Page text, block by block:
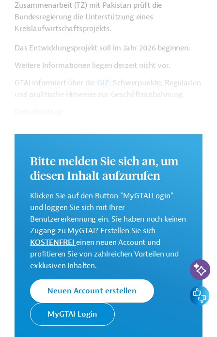
Zusammenarbeit (TZ) mit Pakistan prüft die
Bundesregierung die Unterstützung eines
Kreislaufwirtschaftsprojekts.
Das Entwicklungsprojekt soll im Jahr 2026 beginnen.
Weitere Informationen liegen derzeit nicht vor.
GTAI informiert über die GIZ: Schwerpunkte, Regularien
und praktische Hinweise zur Geschäftsanbahnung.
Kontaktadresse
Deutsche
Internationale
Zusammenarbeit
(GIZ) GmbH
Die GIZ setzt im Auftrag der
Bundesregierung Projekte der
Technischen Zusammenarbeit (TZ)
vor allem in Entwicklungs- und
Schwellenländern um.
Kontakt: projektfruehinfo@giz.de
Pakistan
Abfallentsorgung, Recycling
Natur- und Artenschutz, Ressourcenschonung
Bitte melden Sie sich an, um
diesen Inhalt aufzurufen
Klicken Sie auf den Button "MyGTAI Login"
und loggen Sie sich mit Ihrer
Benutzererkennung ein. Sie haben noch keinen
Zugang zu MyGTAI? Erstellen Sie sich
KOSTENFREIeinen neuen Account und
profitieren Sie von zahlreichen Vorteilen und
exklusiven Inhalten.
Neuen Account erstellen
MyGTAI Login
KI-